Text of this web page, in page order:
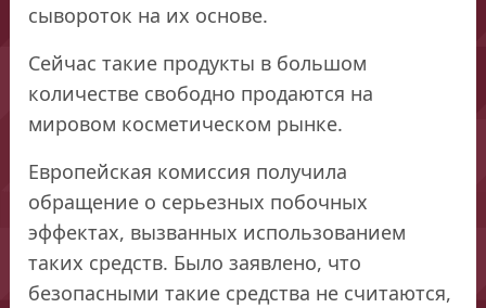
сывороток на их основе.
Сейчас такие продукты в большом
количестве свободно продаются на
мировом косметическом рынке.
Европейская комиссия получила
обращение о серьезных побочных
эффектах, вызванных использованием
таких средств. Было заявлено, что
безопасными такие средства не считаются,